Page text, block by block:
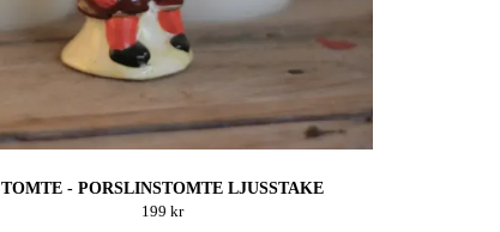
TOMTE - PORSLINSTOMTE LJUSSTAKE
199 kr